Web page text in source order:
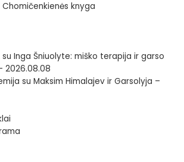
knyga
su Inga Šniuolyte: miško terapija ir garso
2026.08.08
su Maksim Himalajev ir Garsolyja –